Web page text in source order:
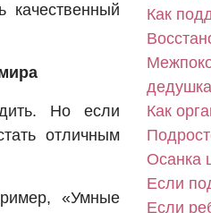
качественный
Но если
отличным
«Умные
Как
Как
Осанка
Если
Если